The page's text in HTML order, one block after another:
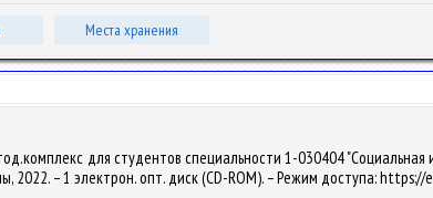
Места хранения
для студентов специальности 1-030404 "Социальная
2022. – 1 электрон. опт. диск (CD-ROM). – Режим доступа: